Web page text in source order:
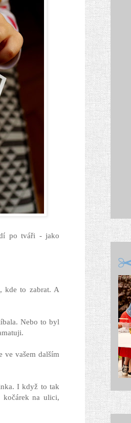
po tváři - jako
kde to zabrat. A
Nebo to byl
ve vašem dalším
I když to tak
kočárek na ulici,